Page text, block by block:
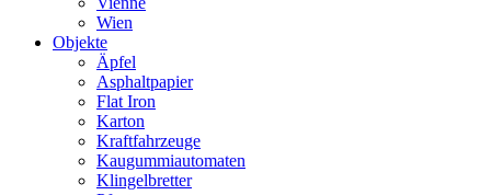
Wien
Objekte
Äpfel
Asphaltpapier
Flat Iron
Karton
Kraftfahrzeuge
Kaugummiautomaten
Klingelbretter